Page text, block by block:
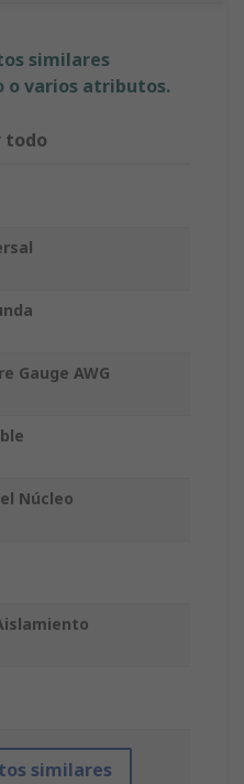
similares
o varios atributos.
todo
Gauge AWG
Núcleo
similares